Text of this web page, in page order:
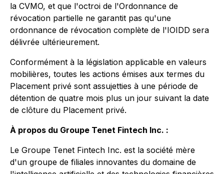
la CVMO, et que l'octroi de l'Ordonnance de
révocation partielle ne garantit pas qu'une
ordonnance de révocation complète de l'IOIDD sera
délivrée ultérieurement.
Conformément à la législation applicable en valeurs
mobilières, toutes les actions émises aux termes du
Placement privé sont assujetties à une période de
détention de quatre mois plus un jour suivant la date
de clôture du Placement privé.
À propos du Groupe Tenet Fintech Inc. :
Le Groupe Tenet Fintech Inc. est la société mère
d'un groupe de filiales innovantes du domaine de